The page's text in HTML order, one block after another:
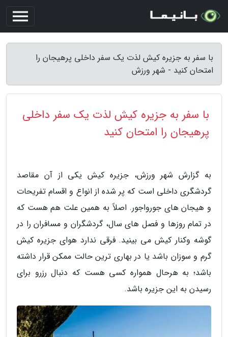
با سفر به جزیره کیش لذت یک سفر داخلی پرهیجان را
امتحان کنید - شهر ورزش
با سفر به جزیره کیش لذت یک سفر داخلی
پرهیجان را امتحان کنید
به گزارش شهر ورزش، جزیره کیش یکی از آن مقاصد
گردشگری داخلی است که پر شده از انواع و اقسام تفریحات
و هیجان های جورواجور. اصلاً به همین علت هم هست که
در تمام روزها و فصل های سال، گردشگران و مسافران را در
گوشه وکنار کیش می بینید. فرقی ندارد هوای جزیره کیش
گرم و سوزان باشد یا در بهاری ترین حالت ممکن قرار داشته
باشد؛ به هرحال همواره کسی هست که دنبال رزرو برای
رسیدن به این جزیره باشد.